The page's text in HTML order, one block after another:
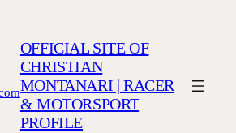
OFFICIAL SITE OF
CHRISTIAN
MONTANARI | RACER
& MOTORSPORT
PROFILE